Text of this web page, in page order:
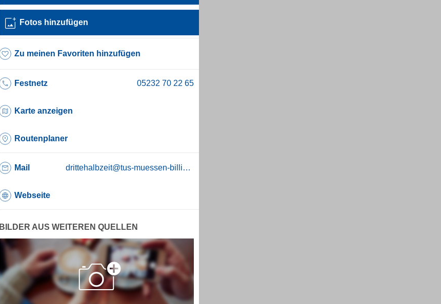
Fotos hinzufügen
Zu meinen Favoriten hinzufügen
Festnetz
Karte anzeigen
Routenplaner
Mail drittehalbzeit@tus-muessen-billinghausen.de
Webseite
BILDER AUS WEITEREN QUELLEN